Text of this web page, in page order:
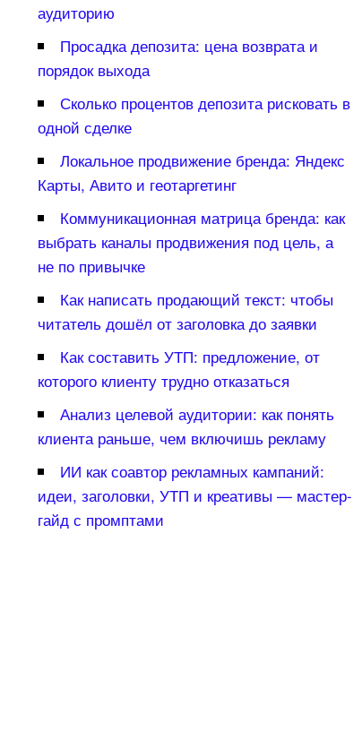
аудиторию
Просадка депозита: цена возврата и
порядок выхода
Сколько процентов депозита рисковать
одной сделке
Локальное продвижение бренда: Яндекс
Карты, Авито и геотаргетин
Коммуникационная матрица бренда: как
ыбрать каналы продвижения под цель, а
не по привычке
Как написать продающий текст: чтобы
читатель дошёл от заголовка до заявки
Как составить УТП: предложение, от
которого клиенту трудно отказаться
Анализ целевой аудитории: как понять
клиента раньше, чем включишь рекламу
ИИ как соавтор рекламных кампаний:
идеи, заголовки, УТП и креативы — мастер-
айд с промптами